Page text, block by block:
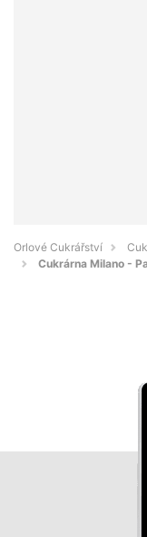
Orlové Cukrářství
Cukrárna Milano -